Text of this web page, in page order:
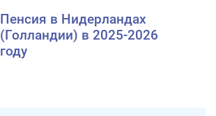
Пенсия в Нидерландах
(Голландии) в 2025-2026
году